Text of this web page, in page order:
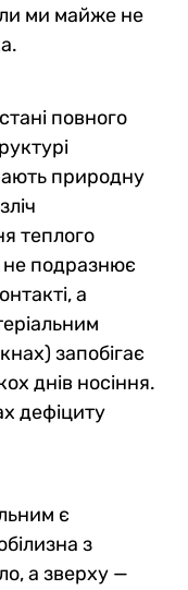
ми майже не
повного
природну
теплого
не подразнює
а
запобігає
днів носіння.
дефіциту
є
з
а зверху —